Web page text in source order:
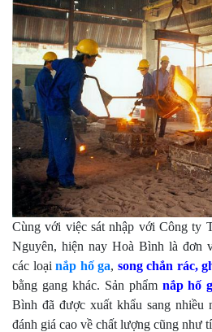
Cùng với việc sát nhập với Công ty
Nguyên, hiện nay Hoà Bình là đơn
các loạinắp hố ga, song chắn rác,
bằng gang khác. Sản phẩm nắp hố
Bình đã được xuất khẩu sang nhiều
đánh giá cao về chất lượng cũng như